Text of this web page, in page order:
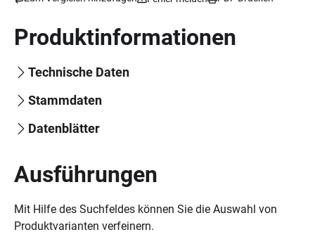
Produktinformationen
Technische Daten
Stammdaten
Datenblätter
Ausführungen
Mit Hilfe des Suchfeldes können Sie die Auswahl von
Produktvarianten verfeinern.